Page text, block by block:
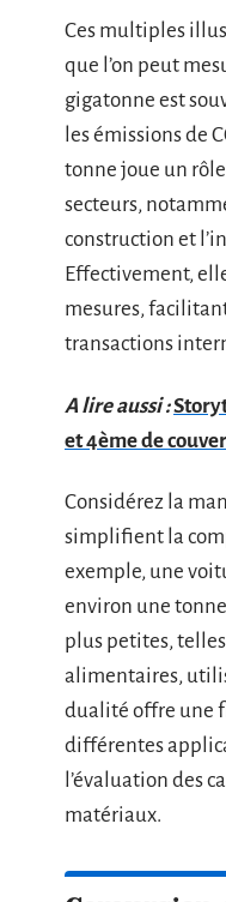
Ces multiples
que l’on peut
gigatonne est
les émissions de
tonne joue un
secteurs,
construction et
Effectivement,
mesures,
transactions
A lire aussi :
et 4ème de
Considérez la
simplifient la
exemple, une
environ une
plus petites,
alimentaires,
dualité offre une
différentes
l’évaluation des
matériaux.